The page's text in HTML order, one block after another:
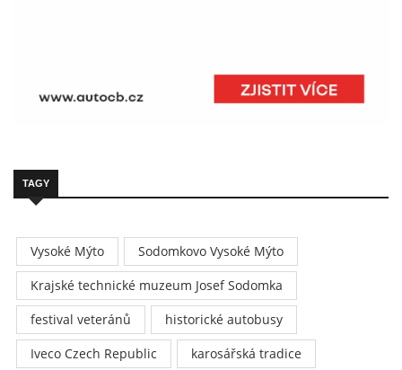
TAGY
Vysoké Mýto
Sodomkovo Vysoké Mýto
Krajské technické muzeum Josef Sodomka
festival veteránů
historické autobusy
Iveco Czech Republic
karosářská tradice